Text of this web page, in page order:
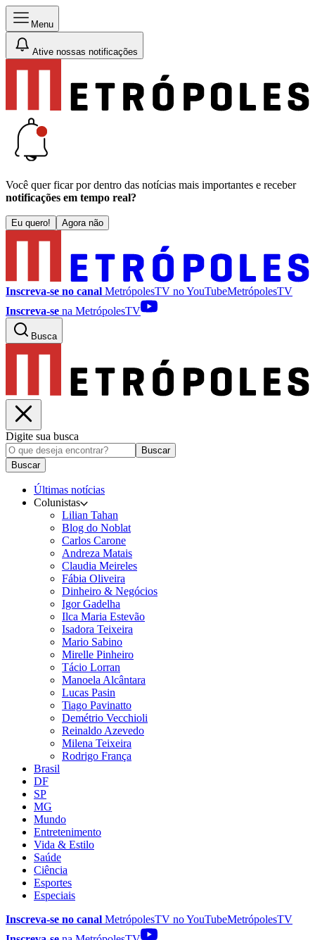
Menu
Ative nossas notificações
Você quer ficar por dentro das notícias mais importantes e receber
notificações em tempo real?
Eu quero! Agora não
Inscreva-se no canal MetrópolesTV noYouTubeMetrópolesTV
Inscreva-se na MetrópolesTV
Busca
Digite sua busca
Buscar
Buscar
Últimas notícias
Colunistas
Lilian Tahan
Blog do Noblat
Carlos Carone
Andreza Matais
Claudia Meireles
Fábia Oliveira
Dinheiro & Negócios
Igor Gadelha
Ilca Maria Estevão
Isadora Teixeira
Mario Sabino
Mirelle Pinheiro
Tácio Lorran
Manoela Alcântara
Lucas Pasin
Tiago Pavinatto
Demétrio Vecchioli
Reinaldo Azevedo
Milena Teixeira
Rodrigo França
Brasil
DF
SP
MG
Mundo
Entretenimento
Vida & Estilo
Saúde
Ciência
Esportes
Especiais
Inscreva-se no canal MetrópolesTV noYouTubeMetrópolesTV